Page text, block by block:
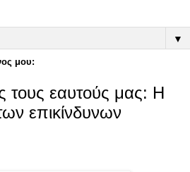
▼
μου:
τους εαυτούς μας: Η
επικίνδυνων